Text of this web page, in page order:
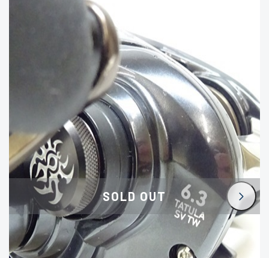
イシグロ津高茶屋店
イシグロ西春店
イシグロカインズモール彦根店
イシグロ中川かの里店
イシグロ静岡中吉田店
イシグロ名東引山店
イシグロ豊田店
イシグロ豊橋向山店
イシグロ岐阜店
イシグロ高林店
イシグロ西尾店
悪
使用感や傷のある一般的な中
古品
C-
かなり使用感があり、全体的
に目立つ傷が多い品
D
著しく状態が悪いが使用はで
きるもの、改造品も含む
SOLD OUT